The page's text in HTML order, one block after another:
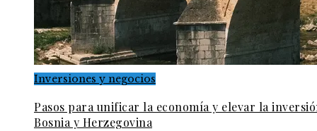
Inversiones y negocios
Pasos para unificar la economía y elevar la
Bosnia y Herzegovina